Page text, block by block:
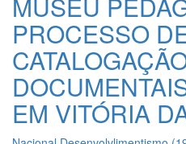
PROCESSO
EM VITÓRIA